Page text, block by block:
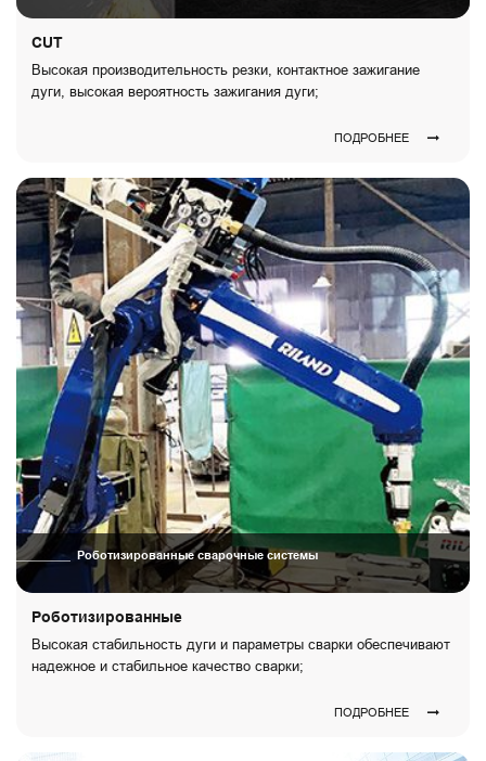
CUT
Высокая производительность резки, контактное зажигание
дуги, высокая вероятность зажигания дуги;
ПОДРОБНЕЕ
Роботизированные сварочные системы
Роботизированные
Высокая стабильность дуги и параметры сварки обеспечивают
надежное и стабильное качество сварки;
ПОДРОБНЕЕ